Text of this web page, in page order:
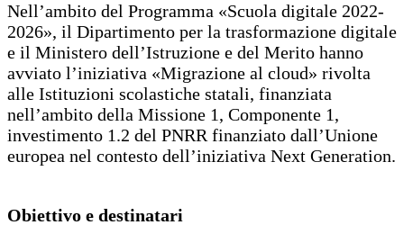
Nell’ambito del Programma «Scuola digitale 2022-
2026», il Dipartimento per la trasformazione digitale
e il Ministero dell’Istruzione e del Merito hanno
avviato l’iniziativa «Migrazione al cloud» rivolta
alle Istituzioni scolastiche statali, finanziata
nell’ambito della Missione 1, Componente 1,
investimento 1.2 del PNRR finanziato dall’Unione
europea nel contesto dell’iniziativa Next Generation.
Obiettivo e destinatari